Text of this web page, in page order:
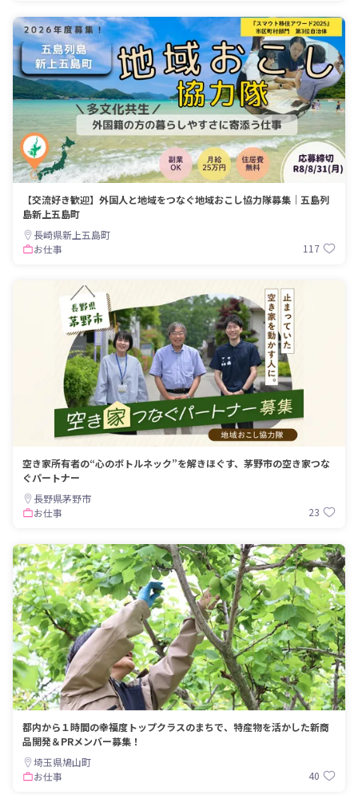
【交流好き歓迎】外国人と地域をつなぐ地域おこし協力隊募集｜五島列
島新上五島町
長崎県新上五島町
お仕事
117
空き家所有者の“心のボトルネック”を解きほぐす、茅野市の空き家つな
ぐパートナー
長野県茅野市
お仕事
23
都内から１時間の幸福度トップクラスのまちで、特産物を活かした新商
品開発＆PRメンバー募集！
埼玉県鳩山町
お仕事
40